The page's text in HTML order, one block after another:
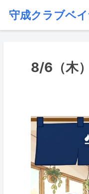
守成クラブベ
8/6（木